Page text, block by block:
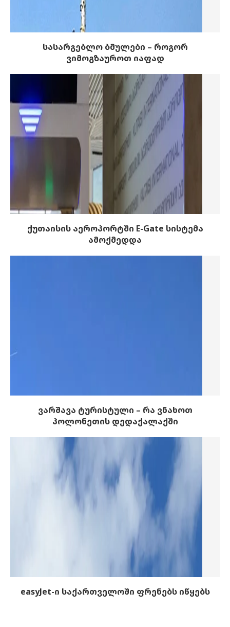
სასარგებლო ბმულები – როგორ
ვიმოგზაუროთ იაფად
ქუთაისის აეროპორტში E-Gate სისტემა
ამოქმედდა
ვარშავა ტურისტული – რა ვნახოთ
პოლონეთის დედაქალაქში
easyJet-ი საქართველოში ფრენებს იწყებს